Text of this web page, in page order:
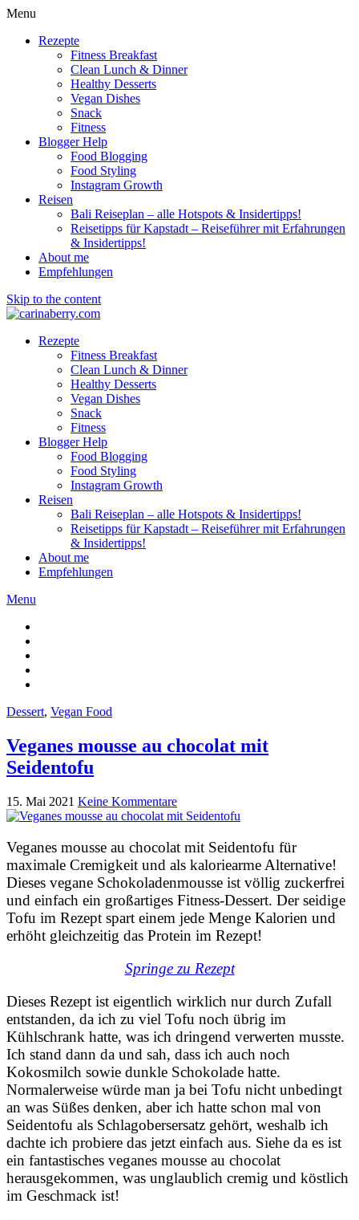
Menu
Rezepte
Fitness Breakfast
Clean Lunch & Dinner
Healthy Desserts
Vegan Dishes
Snack
Fitness
Blogger Help
Food Blogging
Food Styling
Instagram Growth
Reisen
Bali Reiseplan – alle Hotspots & Insidertipps!
Reisetipps für Kapstadt – Reiseführer mit Erfahrungen
& Insidertipps!
About me
Empfehlungen
Skip to the content
Rezepte
Fitness Breakfast
Clean Lunch & Dinner
Healthy Desserts
Vegan Dishes
Snack
Fitness
Blogger Help
Food Blogging
Food Styling
Instagram Growth
Reisen
Bali Reiseplan – alle Hotspots & Insidertipps!
Reisetipps für Kapstadt – Reiseführer mit Erfahrungen
& Insidertipps!
About me
Empfehlungen
Menu
Dessert, Vegan Food
Veganes mousse au chocolat mit
Seidentofu
15. Mai 2021 Keine Kommentare
Veganes mousse au chocolat mit Seidentofu für
maximale Cremigkeit und als kaloriearme Alternative!
Dieses vegane Schokoladenmousse ist völlig zuckerfrei
und einfach ein großartiges Fitness-Dessert. Der seidige
Tofu im Rezept spart einem jede Menge Kalorien und
erhöht gleichzeitig das Protein im Rezept!
Springe zu Rezept
Dieses Rezept ist eigentlich wirklich nur durch Zufall
entstanden, da ich zu viel Tofu noch übrig im
Kühlschrank hatte, was ich dringend verwerten musste.
Ich stand dann da und sah, dass ich auch noch
Kokosmilch sowie dunkle Schokolade hatte.
Normalerweise würde man ja bei Tofu nicht unbedingt
an was Süßes denken, aber ich hatte schon mal von
Seidentofu als Schlagobersersatz gehört, weshalb ich
dachte ich probiere das jetzt einfach aus. Siehe da es ist
ein fantastisches veganes mousse au chocolat
herausgekommen, was unglaublich cremig und köstlich
im Geschmack ist!